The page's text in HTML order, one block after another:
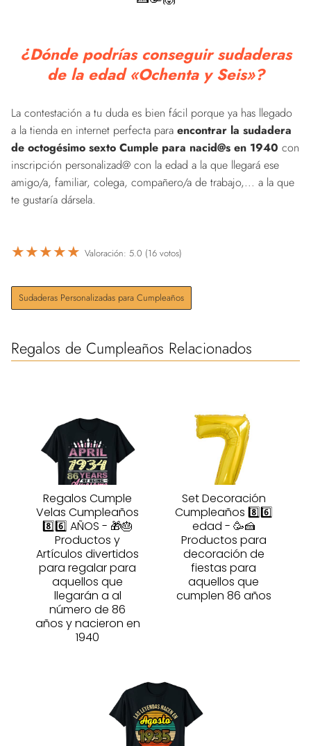
¿Dónde podrías conseguir sudaderas
de la edad «Ochenta y Seis»?
La contestación a tu duda es bien fácil porque ya has llegado
a la tienda en internet perfecta para encontrar la sudadera
de octogésimo sexto Cumple para nacid@s en 1940 con
inscripción personalizad@ con la edad a la que llegará ese
amigo/a, familiar, colega, compañero/a de trabajo,... a la que
te gustaría dársela.
★★★★★ Valoración: 5.0 (16 votos)
Sudaderas Personalizadas para Cumpleaños
Regalos de Cumpleaños Relacionados
Regalos Cumple
Velas Cumpleaños
8️⃣6️⃣ AÑOS - 🎁🎂
Productos y
Artículos divertidos
para regalar para
aquellos que
llegarán a al
número de 86
años y nacieron en
1940
Set Decoración
Cumpleaños 8️⃣6️⃣
edad - 🥳🍰
Productos para
decoración de
fiestas para
aquellos que
cumplen 86 años